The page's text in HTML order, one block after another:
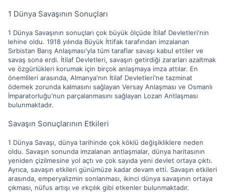
1 Dünya Savaşının Sonuçları
1 Dünya Savaşının sonuçları çok büyük ölçüde İtilaf Devletleri'nin
lehine oldu. 1918 yılında Büyük İttifak tarafından imzalanan
Sırbistan Barış Anlaşması'yla tüm taraflar savaşı kabul ettiler ve
savaş sona erdi. İtilaf Devletleri, savaşın getirdiği zararları azaltmak
ve özgürlükleri korumak için birçok anlaşmaya imza attılar. En
önemlileri arasında, Almanya'nın İtilaf Devletleri'ne tazminat
ödemek zorunda kalmasını sağlayan Versay Anlaşması ve Osmanlı
İmparatorluğu'nun parçalanmasını sağlayan Lozan Antlaşması
bulunmaktadır.
Savaşın Sonuçlarının Etkileri
1 Dünya Savaşı, dünya tarihinde çok köklü değişikliklere neden
oldu. Savaşın sonunda imzalanan antlaşmalar, dünya haritasının
yeniden çizilmesine yol açtı ve çok sayıda yeni devlet ortaya çıktı.
Ayrıca, savaşın etkileri günümüze kadar devam etti. Savaşın etkileri
arasında, emperyalizmin sonlanması, ikinci dünya savaşının ortaya
çıkması, nüfus artışı ve ırkçılık gibi etkenler bulunmaktadır.